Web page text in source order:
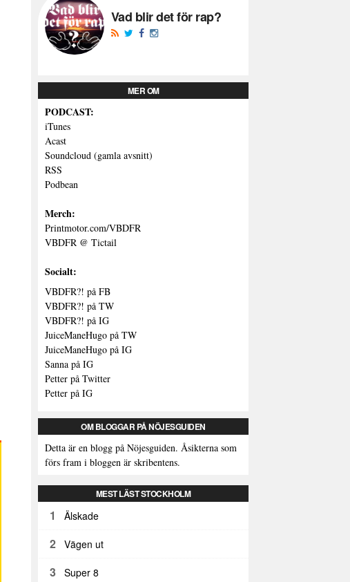
Vad blir det för rap?
MER OM
PODCAST:
iTunes
Acast
Soundcloud (gamla avsnitt)
RSS
Podbean
Merch:
Printmotor.com/VBDFR
VBDFR @ Tictail
Socialt:
VBDFR?! på FB
VBDFR?! på TW
VBDFR?! på IG
JuiceManeHugo på TW
JuiceManeHugo på IG
Sanna på IG
Petter på Twitter
Petter på IG
OM BLOGGAR PÅ NÖJESGUIDEN
Detta är en blogg på Nöjesguiden. Åsikterna som
förs fram i bloggen är skribentens.
MEST LÄST STOCKHOLM
1 Älskade
2 Vägen ut
3 Super 8